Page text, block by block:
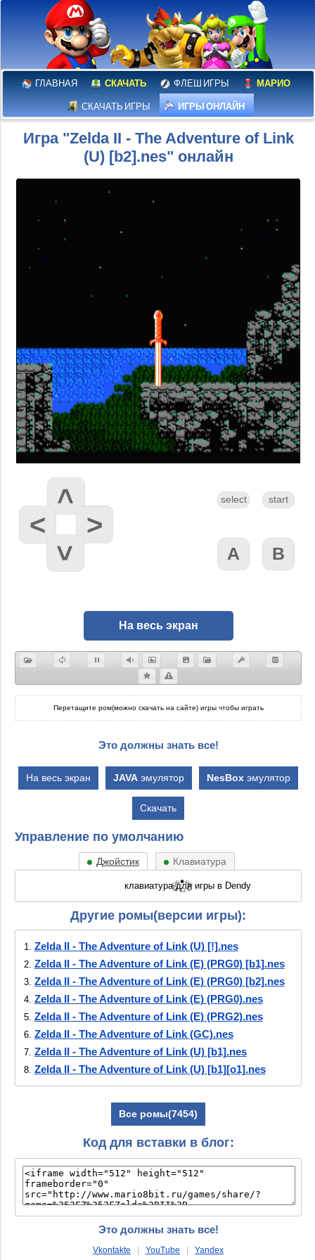
ГЛАВНАЯ СКАЧАТЬ ФЛЕШ ИГРЫ МАРИО
СКАЧАТЬ ИГРЫ ИГРЫ ОНЛАЙН
Игра "Zelda II - The Adventure of Link
(U) [b2].nes" онлайн
На весь экран
Перетащите ром(можно скачать на сайте) игры чтобы играть
Это должны знать все!
На весь экран JAVA эмулятор NesBox эмулятор
Скачать
Управление по умолчанию
Джойстик Клавиатура
Другие ромы(версии игры):
1. Zelda II - The Adventure of Link (U) [!].nes
2. Zelda II - The Adventure of Link (E) (PRG0) [b1].nes
3. Zelda II - The Adventure of Link (E) (PRG0) [b2].nes
4. Zelda II - The Adventure of Link (E) (PRG0).nes
5. Zelda II - The Adventure of Link (E) (PRG2).nes
6. Zelda II - The Adventure of Link (GC).nes
7. Zelda II - The Adventure of Link (U) [b1].nes
8. Zelda II - The Adventure of Link (U) [b1][o1].nes
9.Zelda II - The Adventure of Link (U) [b3].nes
Zelda II - The Adventure of Link (U) [b4].nes
Zelda II - The Adventure of Link (U) [b4]
[T+Gre1.1_Lugia_13gr].nes
12.Zelda II - The Adventure of Link (U) [b5].nes
13.Zelda II - The Adventure of Link (U) [b6].nes
14.Zelda II - The Adventure of Link (U) [b7].nes
Zelda II - The Adventure of Link (U) [b9].nes
Zelda II - The Adventure of Link (U) [o1].nes
Все ромы(7454)
Код для вставки в блог:
Это должны знать все!
Vkontakte YouTube Yandex